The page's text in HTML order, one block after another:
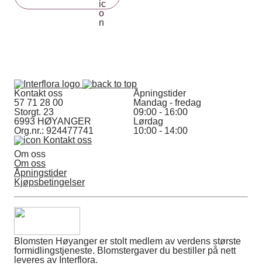
Kontakt oss
57 71 28 00
Storgt. 23
6993 HØYANGER
Org.nr.: 924477741
Kontakt oss
Åpningstider
Mandag - fredag
09:00 - 16:00
Lørdag
10:00 - 14:00
Om oss
Om oss
Åpningstider
Kjøpsbetingelser
Blomsten Høyanger er stolt medlem av verdens største
formidlingstjeneste. Blomstergaver du bestiller på nett
leveres av Interflora.